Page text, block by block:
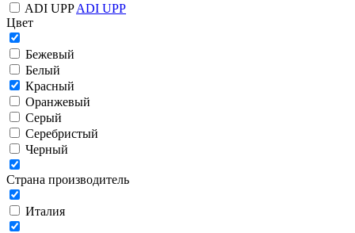
ADI UPPADI UPP
Цвет
Бежевый
Белый
Красный
Оранжевый
Серый
Серебристый
Черный
Страна производитель
Италия